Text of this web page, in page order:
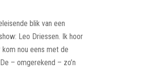
blik van een
Leo Driessen. Ik hoor
nou eens met de
– omgerekend – zo’n